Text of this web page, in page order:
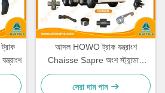
আসল HOWO ট্রাক যন্ত্রাংশ
Chaisse Sapre অংশ স্ট্যান্ডার্ড
আকার
সেরা দাম পান